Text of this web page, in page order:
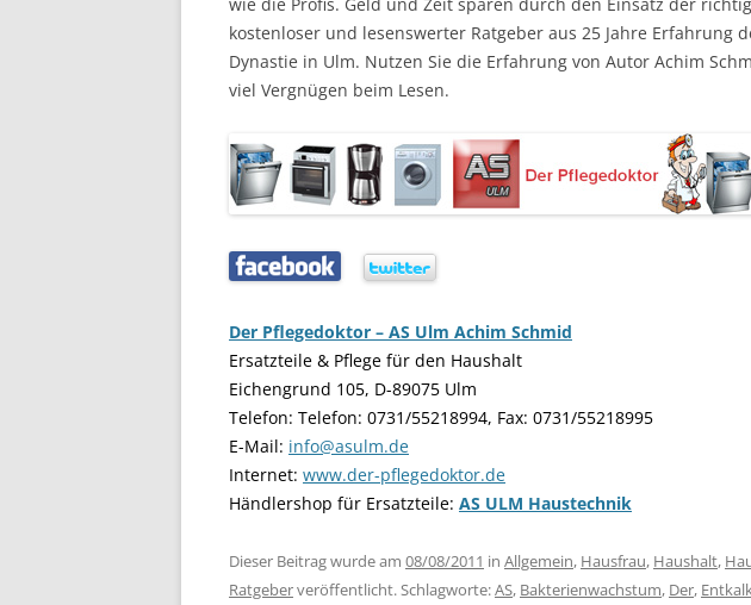
wie die Profis. Geld und Zeit sparen durch den Einsatz der
kostenloser und lesenswerter Ratgeber aus 25 Jahre Erfahrung
Dynastie in Ulm. Nutzen Sie die Erfahrung von Autor Achim
viel Vergnügen beim Lesen.
Der Pflegedoktor – AS Ulm Achim Schmid
Ersatzteile & Pflege für den Haushalt
Eichengrund 105, D-89075 Ulm
Telefon: Telefon: 0731/55218994, Fax: 0731/55218995
E-Mail: info@asulm.de
Internet: www.der-pflegedoktor.de
Händlershop für Ersatzteile: AS ULM Haustechnik
Dieser Beitrag wurde am 08/08/2011 in Allgemein, Hausfrau, Haushalt,
Ratgeberveröffentlicht. Schlagworte:AS, Bakterienwachstum, Der,